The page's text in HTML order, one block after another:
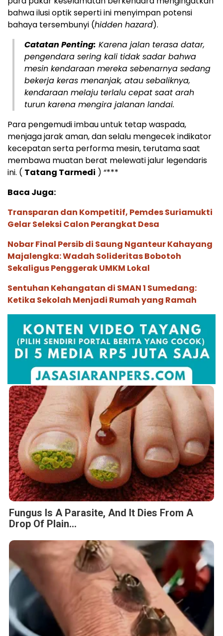
bahwa ilusi optik seperti ini menyimpan potensi
bahaya tersembunyi (hidden hazard).
Catatan Penting: Karena jalan terasa datar,
pengendara sering kali tidak sadar bahwa
mesin kendaraan mereka sebenarnya sedang
bekerja keras menanjak, atau sebaliknya,
kendaraan melaju terlalu cepat saat arah
turun karena mengira jalanan landai.
Para pengemudi imbau untuk tetap waspada,
menjaga jarak aman, dan selalu mengecek indikator
kecepatan serta performa mesin, terutama saat
membawa muatan berat melewati jalur legendaris
ini. ( Tatang Tarmedi ) “***
Baca Juga:
Transparan dan Kompetitif, Pemdes Suriamukti
Gelar Seleksi Calon Perangkat Desa
Nobar Final Persib di Saung Nganteur Kahayang
Majalengka: Wadah Solideritas Bobotoh
Sekaligus Penggerak UMKM Lokal
Sentuhan Kehangatan di SMAN 1 Sumedang:
Ketika Sekolah Menjadi Rumah yang Ramah
Fungus Is A Parasite, And It Dies From A
Drop Of Plain...